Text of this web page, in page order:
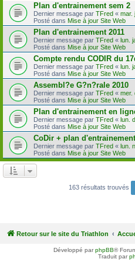
Plan d'entrainement sem 2
Dernier message par TFred « mar.
Posté dans Mise à jour Site Web
Plan d'entrainement 2011
Dernier message par TFred « lun.
Posté dans Mise à jour Site Web
Compte rendu CODIR du
Dernier message par TFred « lun.
Posté dans Mise à jour Site Web
Assembl?e G?n?rale 2010
Dernier message par TFred « mer.
Posté dans Mise à jour Site Web
Plan d'entrainement en
Dernier message par TFred « lun.
Posté dans Mise à jour Site Web
CoDir + plan d'entrainement
Dernier message par TFred « lun.
Posté dans Mise à jour Site Web
163 résultats trouvés
Retour sur le site du Triathlon
Développé parphpBB®
Traduit par